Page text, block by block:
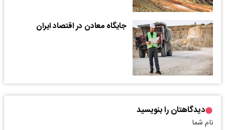
جایگاه معادن در اقتصاد ایران
دیدگاهتان را بنویسید
نام شما